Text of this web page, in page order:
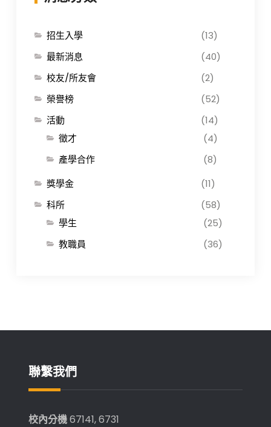
招生入學
(13)
最新消息
(40)
校友/所友會
(2)
榮譽榜
(52)
活動
(14)
徵才
(4)
產學合作
(8)
獎學金
(11)
科所
(58)
學生
(25)
教職員
(36)
聯繫我們
校內分機67141, 6731